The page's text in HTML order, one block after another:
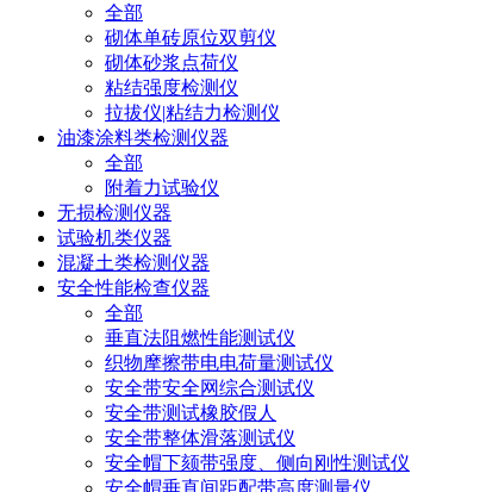
全部
砌体单砖原位双剪仪
砌体砂浆点荷仪
粘结强度检测仪
拉拔仪|粘结力检测仪
油漆涂料类检测仪器
全部
附着力试验仪
无损检测仪器
试验机类仪器
混凝土类检测仪器
安全性能检查仪器
全部
垂直法阻燃性能测试仪
织物摩擦带电电荷量测试仪
安全带安全网综合测试仪
安全带测试橡胶假人
安全带整体滑落测试仪
安全帽下颏带强度、侧向刚性测试仪
安全帽垂直间距配带高度测量仪